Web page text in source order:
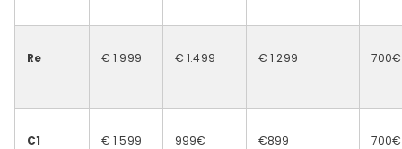
Re € 1.999 € 1.499 € 1.299 700€
C1 € 1.599 999€ €899 700€